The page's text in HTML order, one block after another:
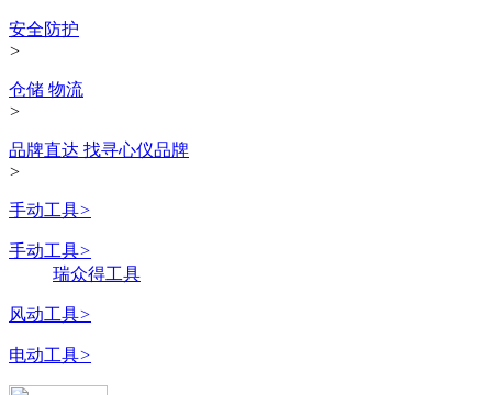
安全防护
>
仓储 物流
>
品牌直达 找寻心仪品牌
>
手动工具>
手动工具>
瑞众得工具
风动工具>
电动工具>